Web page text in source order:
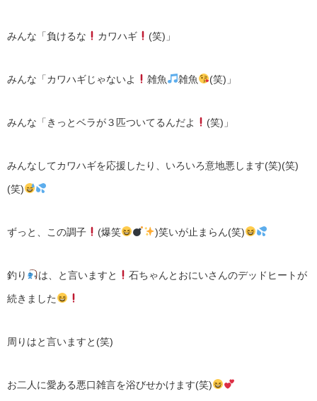
みんな「負けるな カワハギ (笑)」
みんな「カワハギじゃないよ 雑魚 雑魚 (笑)」
みんな「きっとベラが３匹ついてるんだよ (笑)」
みんなしてカワハギを応援したり、いろいろ意地悪します(笑)(笑)
(笑)
ずっと、この調子 (爆笑 )笑いが止まらん(笑)
釣り は、と言いますと 石ちゃんとおにいさんのデッドヒートが
続きました
周りはと言いますと(笑)
お二人に愛ある悪口雑言を浴びせかけます(笑)